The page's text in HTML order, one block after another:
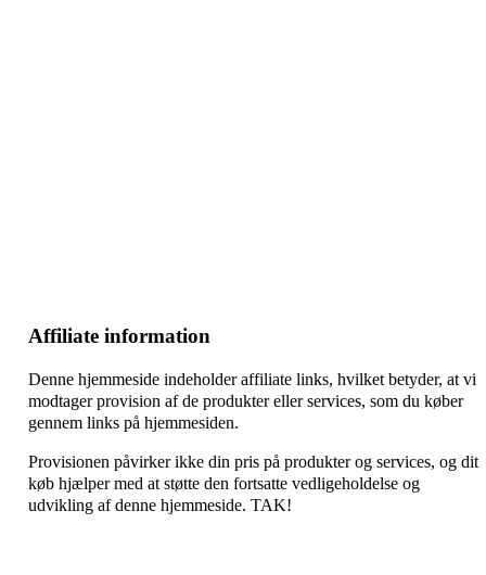
Affiliate information
Denne hjemmeside indeholder affiliate links, hvilket betyder, at vi
modtager provision af de produkter eller services, som du køber
gennem links på hjemmesiden.
Provisionen påvirker ikke din pris på produkter og services, og dit
køb hjælper med at støtte den fortsatte vedligeholdelse og
udvikling af denne hjemmeside. TAK!